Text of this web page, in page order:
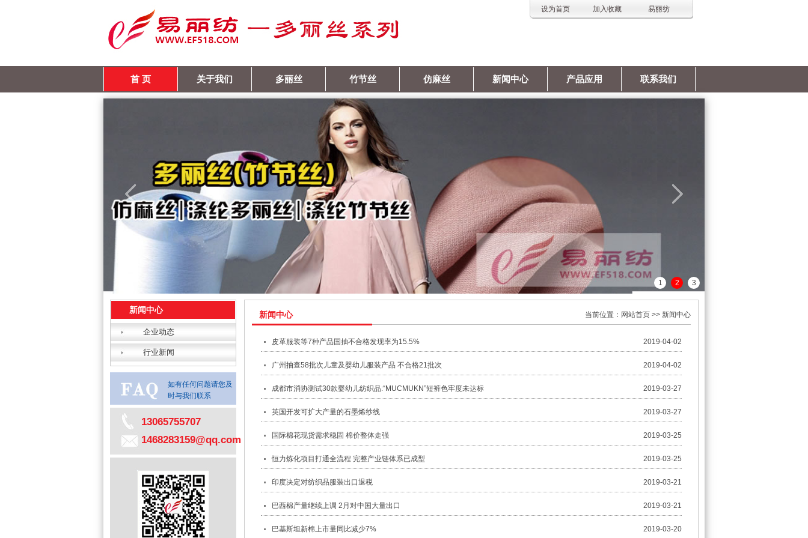
设为首页 加入收藏 易丽纺
首 页 关于我们 多丽丝 竹节丝 仿麻丝 新闻中心 产品应用 联系我们
1 2 3
新闻中心
企业动态
行业新闻
如有任何问题请您及
时与我们联系
13065755707
1468283159@qq.com
新闻中心 当前位置：网站首页 >> 新闻中心
皮革服装等7种产品国抽不合格发现率为15.5% 2019-04-02
广州抽查58批次儿童及婴幼儿服装产品 不合格21批次 2019-04-02
成都市消协测试30款婴幼儿纺织品:“MUCMUKN”短裤色牢度未达标 2019-03-27
英国开发可扩大产量的石墨烯纱线 2019-03-27
国际棉花现货需求稳固 棉价整体走强 2019-03-25
恒力炼化项目打通全流程 完整产业链体系已成型 2019-03-25
印度决定对纺织品服装出口退税 2019-03-21
巴西棉产量继续上调 2月对中国大量出口 2019-03-21
巴基斯坦新棉上市量同比减少7% 2019-03-20